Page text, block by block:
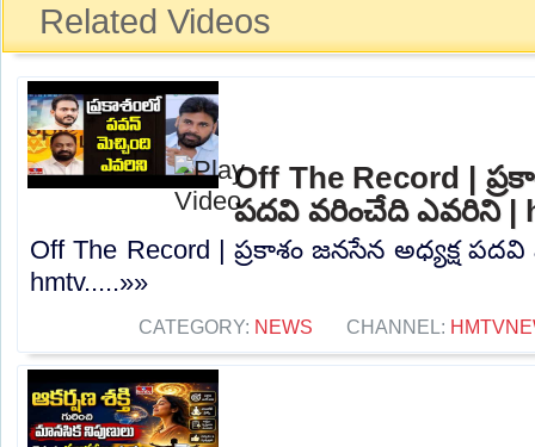
Related Videos
Off The Record |
పదవి వరించేది ఎవరిని |
Off The Record | ప్రకాశం జనసేన అధ్యక్ష
hmtv.....»»
CATEGORY: NEWS CHANNEL: